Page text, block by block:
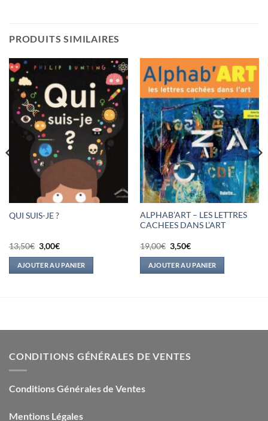
PRODUITS SIMILAIRES
QUI SUIS-JE ?
13,50€ Le
prix
initial
était :
13,50€.
3,00€Le
actuel
est :
3,00€.
AJOUTER AU PANIER
ALPHAB’ART – LES LETTRES
CACHEES DANS L’ART
19,00€ Le
prix
initial
était :
19,00€.
3,50€Le
actuel
est :
3,50€.
AJOUTER AU PANIER
CONDITIONS GÉNÉRALES DE VENTES
Conditions Générales de Ventes
Mentions Légales